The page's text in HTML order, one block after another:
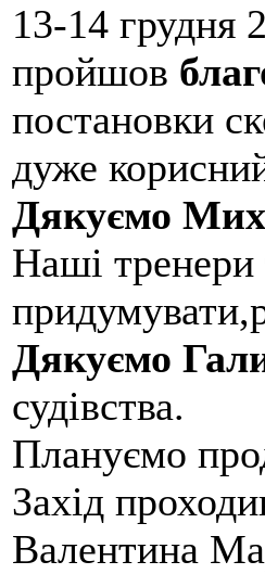
13-14 грудня
пройшов
постановки
дуже
Дякуємо
Наші тренери
Дякуємо
судівства.
Плануємо
Захід
Валентина